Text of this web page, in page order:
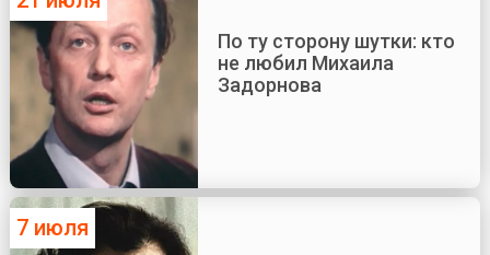
По ту сторону шутки: кто
не любил Михаила
Задорнова
7 июля